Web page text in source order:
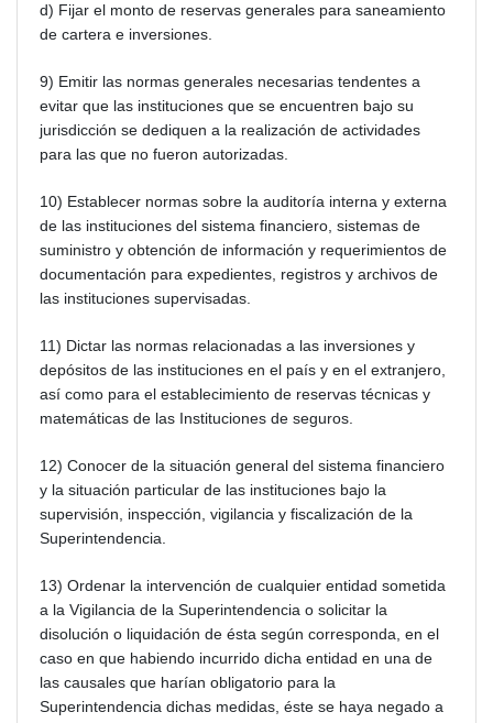
d) Fijar el monto de reservas generales para saneamiento
de cartera e inversiones.
9) Emitir las normas generales necesarias tendentes a
evitar que las instituciones que se encuentren bajo su
jurisdicción se dediquen a la realización de actividades
para las que no fueron autorizadas.
10) Establecer normas sobre la auditoría interna y externa
de las instituciones del sistema financiero, sistemas de
suministro y obtención de información y requerimientos de
documentación para expedientes, registros y archivos de
las instituciones supervisadas.
11) Dictar las normas relacionadas a las inversiones y
depósitos de las instituciones en el país y en el extranjero,
así como para el establecimiento de reservas técnicas y
matemáticas de las Instituciones de seguros.
12) Conocer de la situación general del sistema financiero
y la situación particular de las instituciones bajo la
supervisión, inspección, vigilancia y fiscalización de la
Superintendencia.
13) Ordenar la intervención de cualquier entidad sometida
a la Vigilancia de la Superintendencia o solicitar la
disolución o liquidación de ésta según corresponda, en el
caso en que habiendo incurrido dicha entidad en una de
las causales que harían obligatorio para la
Superintendencia dichas medidas, éste se haya negado a